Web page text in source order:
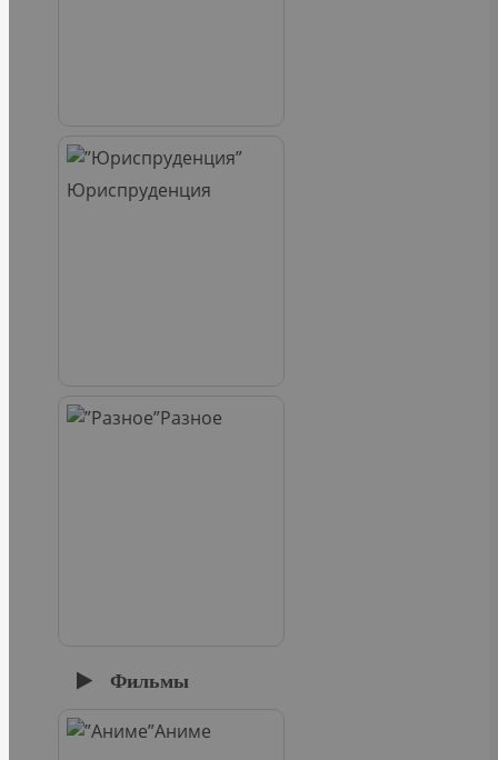
Юриспруденция
Разное
Фильмы
Аниме